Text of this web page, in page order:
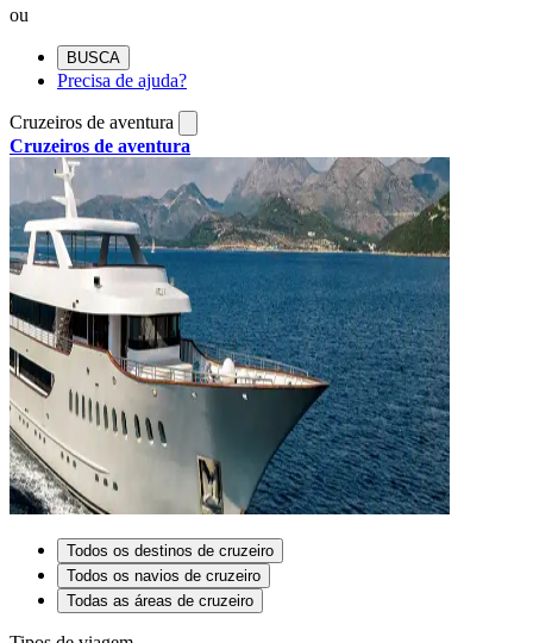
ou
BUSCA
Precisa de ajuda?
Cruzeiros de aventura
Cruzeiros de aventura
Todos os destinos de cruzeiro
Todos os navios de cruzeiro
Todas as áreas de cruzeiro